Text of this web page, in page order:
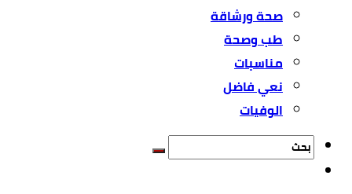
صحة ورشاقة
طب وصحة
مناسبات
نعي فاضل
الوفيات